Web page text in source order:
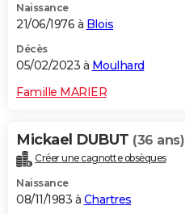
Naissance
21/06/1976 à Blois
Décès
05/02/2023 à Moulhard
Famille MARIER
Mickael DUBUT (36 ans)
Créer une cagnotte obsèques
Naissance
08/11/1983 à Chartres